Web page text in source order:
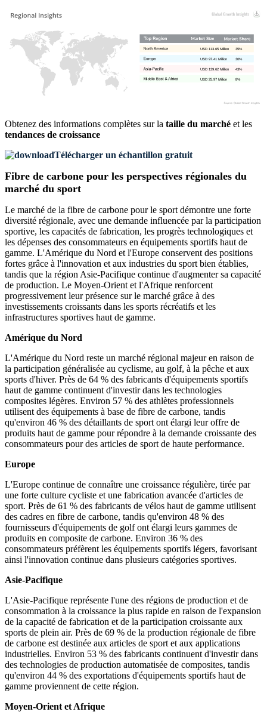
8%
USD 25.97 Million
43%
USD 139.62 Million
30%
USD 97.41 Million
35%
USD 113.65 Million
Obtenez des informations complètes sur la taille du marché et les
tendances de croissance
Télécharger un échantillon gratuit
Fibre de carbone pour les perspectives régionales du
marché du sport
Le marché de la fibre de carbone pour le sport démontre une forte
diversité régionale, avec une demande influencée par la participation
sportive, les capacités de fabrication, les progrès technologiques et
les dépenses des consommateurs en équipements sportifs haut de
gamme. L'Amérique du Nord et l'Europe conservent des positions
fortes grâce à l'innovation et aux industries du sport bien établies,
tandis que la région Asie-Pacifique continue d'augmenter sa capacité
de production. Le Moyen-Orient et l'Afrique renforcent
progressivement leur présence sur le marché grâce à des
investissements croissants dans les sports récréatifs et les
infrastructures sportives haut de gamme.
Amérique du Nord
L'Amérique du Nord reste un marché régional majeur en raison de
la participation généralisée au cyclisme, au golf, à la pêche et aux
sports d'hiver. Près de 64 % des fabricants d'équipements sportifs
haut de gamme continuent d'investir dans les technologies
composites légères. Environ 57 % des athlètes professionnels
utilisent des équipements à base de fibre de carbone, tandis
qu'environ 46 % des détaillants de sport ont élargi leur offre de
produits haut de gamme pour répondre à la demande croissante des
consommateurs pour des articles de sport de haute performance.
Europe
L'Europe continue de connaître une croissance régulière, tirée par
une forte culture cycliste et une fabrication avancée d'articles de
sport. Près de 61 % des fabricants de vélos haut de gamme utilisent
des cadres en fibre de carbone, tandis qu'environ 48 % des
fournisseurs d'équipements de golf ont élargi leurs gammes de
produits en composite de carbone. Environ 36 % des
consommateurs préfèrent les équipements sportifs légers, favorisant
ainsi l'innovation continue dans plusieurs catégories sportives.
Asie-Pacifique
L'Asie-Pacifique représente l'une des régions de production et de
consommation à la croissance la plus rapide en raison de l'expansion
de la capacité de fabrication et de la participation croissante aux
sports de plein air. Près de 69 % de la production régionale de fibre
de carbone est destinée aux articles de sport et aux applications
industrielles. Environ 53 % des fabricants continuent d'investir dans
des technologies de production automatisée de composites, tandis
qu'environ 44 % des exportations d'équipements sportifs haut de
gamme proviennent de cette région.
Moyen-Orient et Afrique